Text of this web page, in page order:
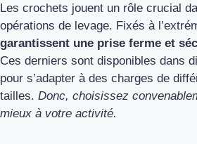
Les crochets jouent un rôle crucial
opérations de levage. Fixés à
garantissent une prise ferme et
Ces derniers sont disponibles dans
pour s’adapter à des charges de
tailles. Donc, choisissez
mieux à votre activité.